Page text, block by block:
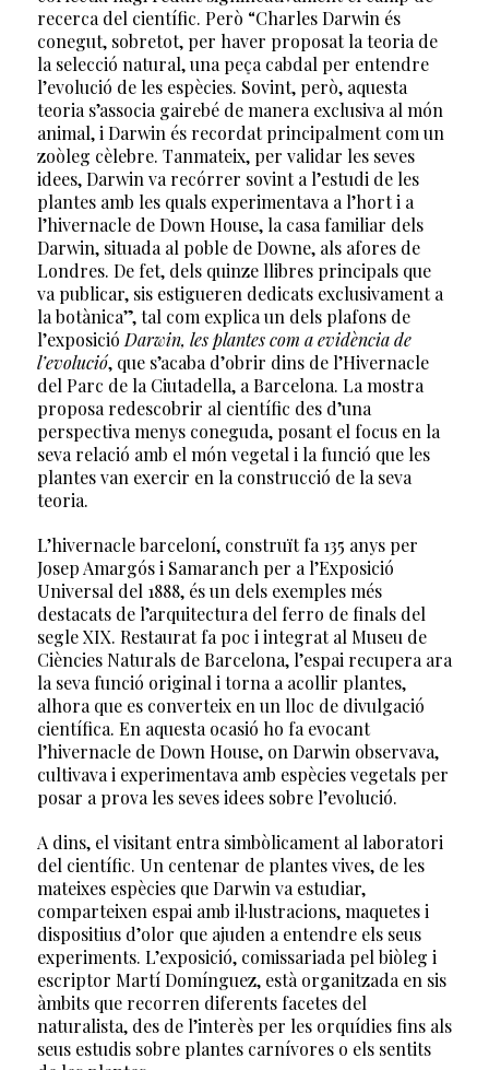
recerca del científic. Però “Charles Darwin és
conegut, sobretot, per haver proposat la teoria de
la selecció natural, una peça cabdal per entendre
l’evolució de les espècies. Sovint, però, aquesta
teoria s’associa gairebé de manera exclusiva al món
animal, i Darwin és recordat principalment com un
zoòleg cèlebre. Tanmateix, per validar les seves
idees, Darwin va recórrer sovint a l’estudi de les
plantes amb les quals experimentava a l’hort i a
l’hivernacle de Down House, la casa familiar dels
Darwin, situada al poble de Downe, als afores de
Londres. De fet, dels quinze llibres principals que
va publicar, sis estigueren dedicats exclusivament a
la botànica”, tal com explica un dels plafons de
l’exposició Darwin, les plantes com a evidència de
l’evolució, que s’acaba d’obrir dins de l’Hivernacle
del Parc de la Ciutadella, a Barcelona. La mostra
proposa redescobrir al científic des d’una
perspectiva menys coneguda, posant el focus en la
seva relació amb el món vegetal i la funció que les
plantes van exercir en la construcció de la seva
teoria.
L’hivernacle barceloní, construït fa 135 anys per
Josep Amargós i Samaranch per a l’Exposició
Universal del 1888, és un dels exemples més
destacats de l’arquitectura del ferro de finals del
segle XIX. Restaurat fa poc i integrat al Museu de
Ciències Naturals de Barcelona, l’espai recupera ara
la seva funció original i torna a acollir plantes,
alhora que es converteix en un lloc de divulgació
científica. En aquesta ocasió ho fa evocant
l’hivernacle de Down House, on Darwin observava,
cultivava i experimentava amb espècies vegetals per
posar a prova les seves idees sobre l’evolució.
A dins, el visitant entra simbòlicament al laboratori
del científic. Un centenar de plantes vives, de les
mateixes espècies que Darwin va estudiar,
comparteixen espai amb il·lustracions, maquetes i
dispositius d’olor que ajuden a entendre els seus
experiments. L’exposició, comissariada pel biòleg i
escriptor Martí Domínguez, està organitzada en sis
àmbits que recorren diferents facetes del
naturalista, des de l’interès per les orquídies fins als
seus estudis sobre plantes carnívores o els sentits